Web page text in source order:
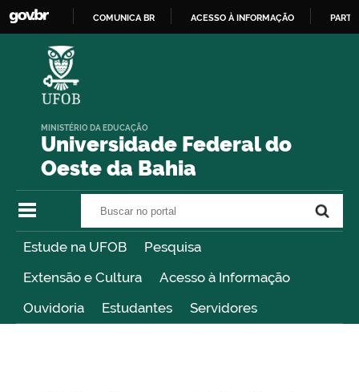
COMUNICA BR ACESSO À INFORMAÇÃO
Universidade Federal do
Oeste da Bahia
MINISTÉRIO DA EDUCAÇÃO
Estude na UFOB
Pesquisa
Extensão e Cultura
Acesso à Informação
Ouvidoria
Estudantes Servidores